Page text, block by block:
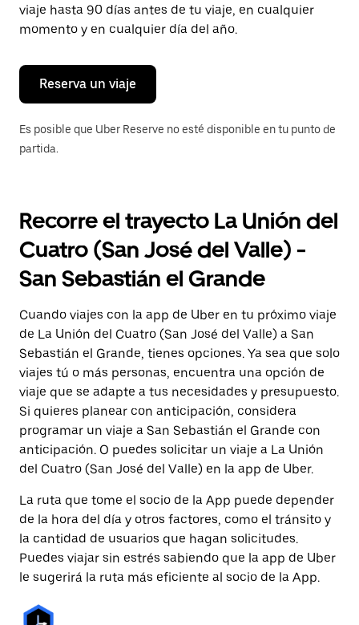
cerrar
el
calendario.
viaje hasta 90 días antes de tu viaje, en cualquier
momento y en cualquier día del año.
Reserva un viaje
Es posible que Uber Reserve no esté disponible en tu punto de
partida.
Recorre el trayecto La Unión del
Cuatro (San José del Valle) -
San Sebastián el Grande
Cuando viajes con la app de Uber en tu próximo viaje
de La Unión del Cuatro (San José del Valle) a San
Sebastián el Grande, tienes opciones. Ya sea que solo
viajes tú o más personas, encuentra una opción de
viaje que se adapte a tus necesidades y presupuesto.
Si quieres planear con anticipación, considera
programar un viaje a San Sebastián el Grande con
anticipación. O puedes solicitar un viaje a La Unión
del Cuatro (San José del Valle) en la app de Uber.
La ruta que tome el socio de la App puede depender
de la hora del día y otros factores, como el tránsito y
la cantidad de usuarios que hagan solicitudes.
Puedes viajar sin estrés sabiendo que la app de Uber
le sugerirá la ruta más eficiente al socio de la App.